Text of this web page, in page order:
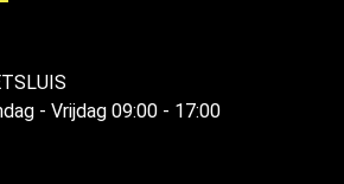
- Vrijdag 09:00 - 17:00